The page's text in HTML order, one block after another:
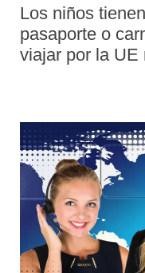
Los niños
pasaporte o
viajar por la UE
eliminado los
Islandia,
son también
Schengen
Esto significa,
posible ir a
mostrar el